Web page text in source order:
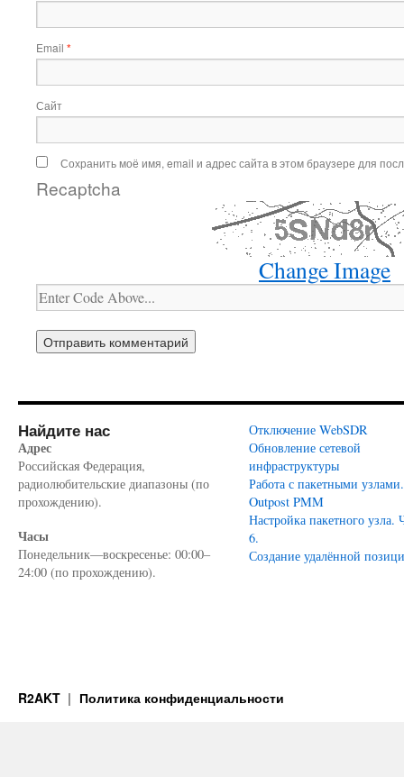
Email *
Сайт
Сохранить моё имя, email и адрес сайта в этом браузере для
Recaptcha
Change Image
Найдите нас
Адрес
Российская Федерация,
радиолюбительские диапазоны (по
прохождению).
Часы
Понедельник—воскресенье: 00:00–
24:00 (по прохождению).
Отключение WebSDR
Обновление сетевой
инфраструктуры
Работа с пакетными узлами.
Outpost PMM
Настройка пакетного узла.
6.
Создание удалённой
R2AKT Политика конфиденциальности